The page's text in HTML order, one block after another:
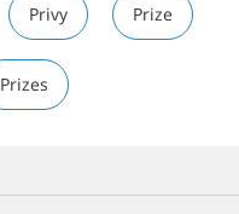
Privy Prize
Prizes